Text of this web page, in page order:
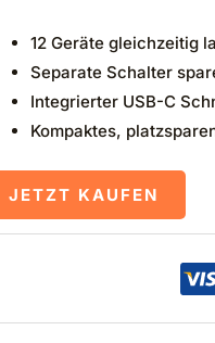
12 Geräte gleichzeitig
Separate Schalter
Integrierter USB-C
Kompaktes,
JETZT KAUFEN